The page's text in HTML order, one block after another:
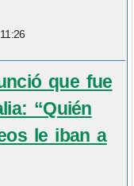
que fue
“Quién
le iban a